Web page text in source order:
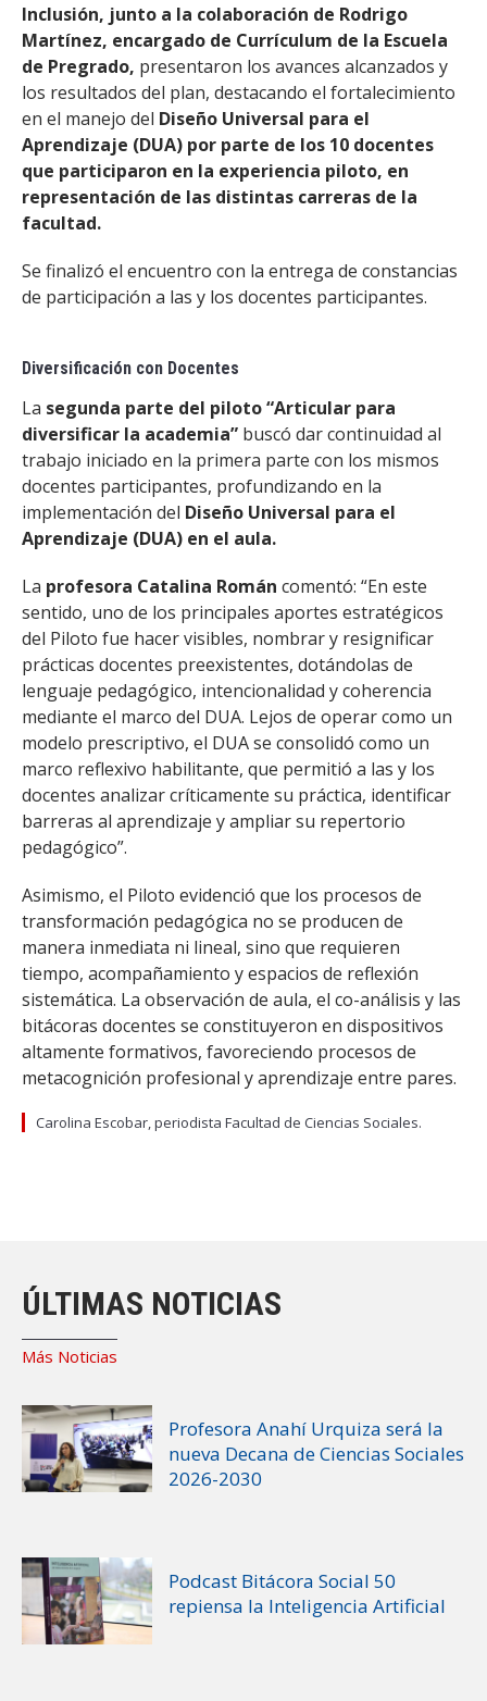
Inclusión, junto a la colaboración de Rodrigo
Martínez, encargado de Currículum de la Escuela
de Pregrado, presentaron los avances alcanzados y
los resultados del plan, destacando el fortalecimiento
en el manejo del Diseño Universal para el
Aprendizaje (DUA) por parte de los 10 docentes
que participaron en la experiencia piloto, en
representación de las distintas carreras de la
facultad.
Se finalizó el encuentro con la entrega de constancias
de participación a las y los docentes participantes.
Diversificación con Docentes
La segunda parte del piloto “Articular para
diversificar la academia” buscó dar continuidad al
trabajo iniciado en la primera parte con los mismos
docentes participantes, profundizando en la
implementación del Diseño Universal para el
Aprendizaje (DUA) en el aula.
La profesora Catalina Román comentó: “En este
sentido, uno de los principales aportes estratégicos
del Piloto fue hacer visibles, nombrar y resignificar
prácticas docentes preexistentes, dotándolas de
lenguaje pedagógico, intencionalidad y coherencia
mediante el marco del DUA. Lejos de operar como un
modelo prescriptivo, el DUA se consolidó como un
marco reflexivo habilitante, que permitió a las y los
docentes analizar críticamente su práctica, identificar
barreras al aprendizaje y ampliar su repertorio
pedagógico”.
Asimismo, el Piloto evidenció que los procesos de
transformación pedagógica no se producen de
manera inmediata ni lineal, sino que requieren
tiempo, acompañamiento y espacios de reflexión
sistemática. La observación de aula, el co-análisis y las
bitácoras docentes se constituyeron en dispositivos
altamente formativos, favoreciendo procesos de
metacognición profesional y aprendizaje entre pares.
Carolina Escobar, periodista Facultad de Ciencias Sociales.
ÚLTIMAS NOTICIAS
Más Noticias
Profesora Anahí Urquiza será la
nueva Decana de Ciencias Sociales
2026-2030
Podcast Bitácora Social 50
repiensa la Inteligencia Artificial